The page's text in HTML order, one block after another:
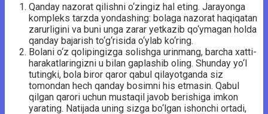
Qanday nazorat qilishni o‘zingiz hal eting. Jarayonga
kompleks tarzda yondashing: bolaga nazorat haqiqatan
zarurligini va buni unga zarar yetkazib qo‘ymagan holda
qanday bajarish to‘g‘risida o‘ylab ko‘ring.
Bolani o‘z qolipingizga solishga urinmang, barcha xatti-
harakatlaringizni u bilan gaplashib oling. Shunday yo‘l
tutingki, bola biror qaror qabul qilayotganda siz
tomondan hech qanday bosimni his etmasin. Qabul
qilgan qarori uchun mustaqil javob berishiga imkon
yarating. Natijada uning sizga bo‘lgan ishonchi ortadi,